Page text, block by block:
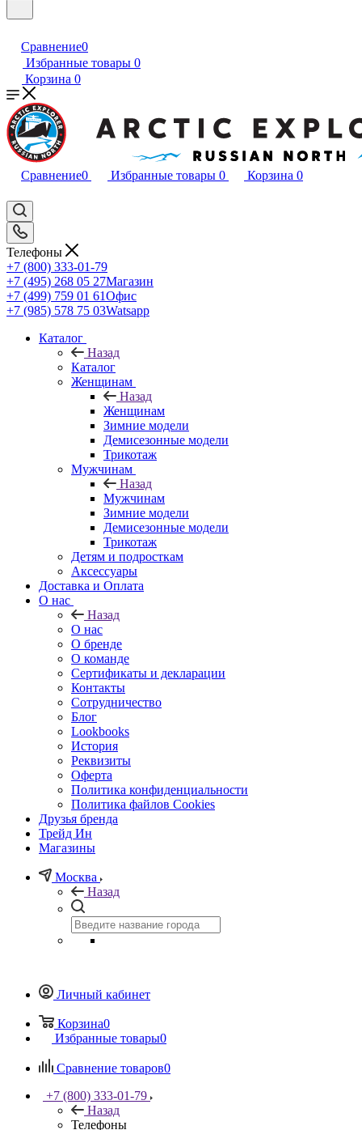
Сравнение0
Избранные товары 0
Корзина 0
Сравнение0 Избранные товары 0 Корзина 0
Телефоны
+7 (800) 333-01-79
+7 (495) 268 05 27Магазин
+7 (499) 759 01 61Офис
+7 (985) 578 75 03Watsapp
Каталог
Назад
Каталог
Женщинам
Назад
Женщинам
Зимние модели
Демисезонные модели
Трикотаж
Мужчинам
Назад
Мужчинам
Зимние модели
Демисезонные модели
Трикотаж
Детям и подросткам
Аксессуары
Доставка и Оплата
О нас
Назад
О нас
О бренде
О команде
Сертификаты и декларации
Контакты
Сотрудничество
Блог
Lookbooks
История
Реквизиты
Оферта
Политика конфиденциальности
Политика файлов Cookies
Друзья бренда
Трейд Ин
Магазины
Москва
Назад
Личный кабинет
Корзина0
Избранные товары0
Сравнение товаров0
+7 (800) 333-01-79
Назад
Телефоны